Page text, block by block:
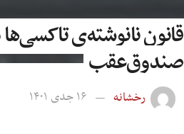
قانون نانوشته‌ی
صندوق‌عقب
رخشانه ۱۶ جدی ۱۴۰۱